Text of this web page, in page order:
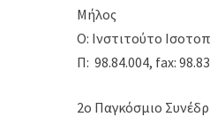
Μήλος
Ο: Ινστιτούτο
Π: 98.84.004, fax:
2ο Παγκόσμιο